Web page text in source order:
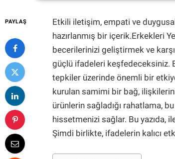
PAYLAŞ
Etkili iletişim, empati ve
hazırlanmış bir içerik.Erkekleri
becerilerinizi geliştirmek ve
güçlü ifadeleri keşfedeceksiniz.
tepkiler üzerinde önemli bir
kurulan samimi bir bağ,
ürünlerin sağladığı rahatlama,
hissetmenizi sağlar. Bu yazıda,
Şimdi birlikte, ifadelerin kalıcı